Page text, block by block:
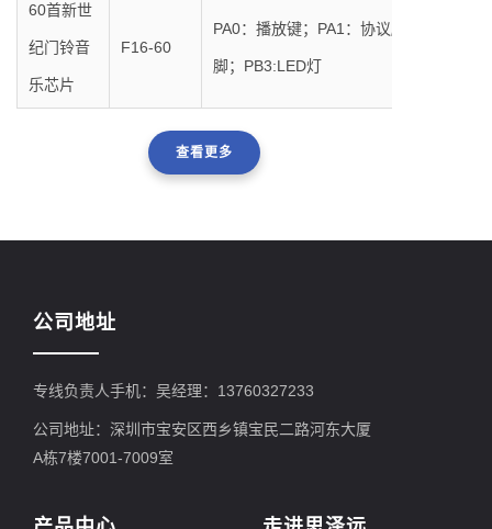
60首新世
纪门铃音
乐芯片
F16-60
PA0：播放键；PA1：协议脚；PB0:协议
脚；PB3:LED灯
查看更多
公司地址
专线负责人手机：吴经理：13760327233
公司地址：深圳市宝安区西乡镇宝民二路河东大厦
A栋7楼7001-7009室